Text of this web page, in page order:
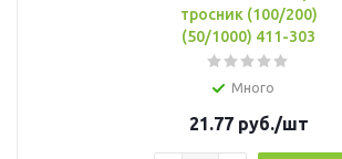
тросник (100/200)
(50/1000) 411-303
Много
21.77руб./шт